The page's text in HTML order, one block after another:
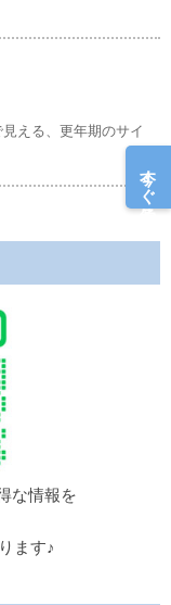
える、更年期のサイ
な情報を
ます♪
今すぐ予約